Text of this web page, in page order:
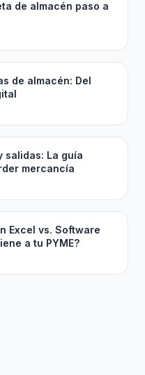
de almacén paso a
de almacén: Del
salidas: La guía
mercancía
Excel vs. Software
a tu PYME?